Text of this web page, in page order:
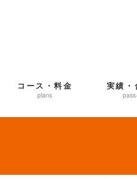
コース・料金
plans
実績・